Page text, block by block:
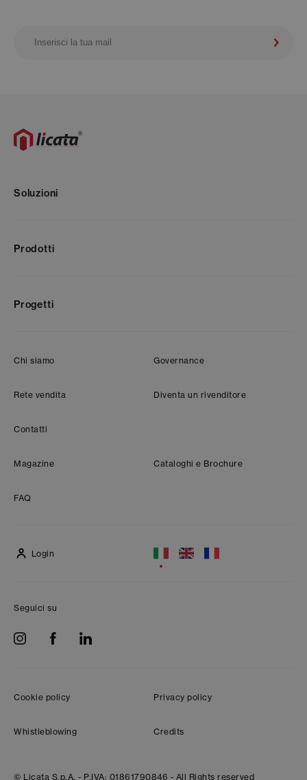
Soluzioni
Prodotti
Progetti
Chi siamo Governance
Rete vendita Diventa un rivenditore
Contatti
Magazine Cataloghi e Brochure
FAQ
Login
Seguici su
Cookie policy Privacy policy
Whistleblowing Credits
© Licata S.p.A. - P.IVA: 01861790846 - All Rights reserved